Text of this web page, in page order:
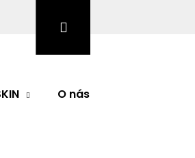
O nás
Přihlášení